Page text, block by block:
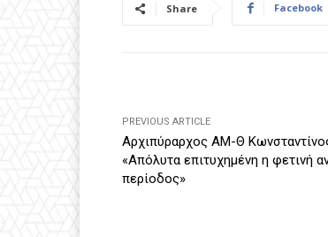
Share Facebook
PREVIOUS ARTICLE
Αρχιπύραρχος ΑΜ-Θ
«Απόλυτα επιτυχημένη η φετινή
περίοδος»